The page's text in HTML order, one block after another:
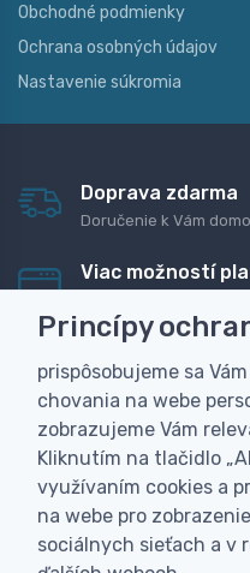
Obchodné podmienky
Ochrana osobných údajov
Nastavenie súkromia
Doprava zdarma
Doručenie k Vám
Viac možností
dobierku
Personalizácia
Vyrobíme Vám
Skúsenosť
Široký sortiment, z
Princípy
prispôsobujeme sa
chovania na webe
zobrazujeme Vám
Kliknutím na tlačidlo
využívaním cookies a
na webe pro
sociálnych sieťach a v